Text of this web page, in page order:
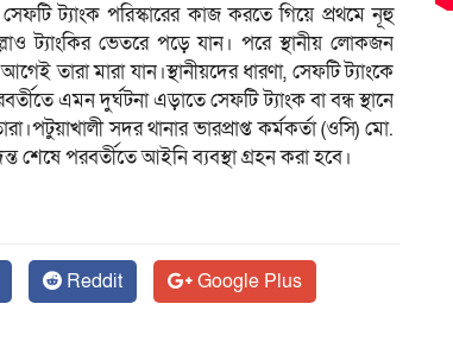
ট্যাংক পরিস্কারের কাজ করতে গিয়ে প্রথমে নূহু
ট্যাংকির ভেতরে পড়ে যান। পরে স্থানীয় লোকজন
তারা মারা যান।স্থানীয়দের ধারণা, সেফটি ট্যাংকে
এমন দুর্ঘটনা এড়াতে সেফটি ট্যাংক বা বন্ধ স্থানে
সদর থানার ভারপ্রাপ্ত কর্মকর্তা (ওসি) মো.
শেষে পরবর্তীতে আইনি ব্যবস্থা গ্রহন করা হবে।
Reddit
Google Plus